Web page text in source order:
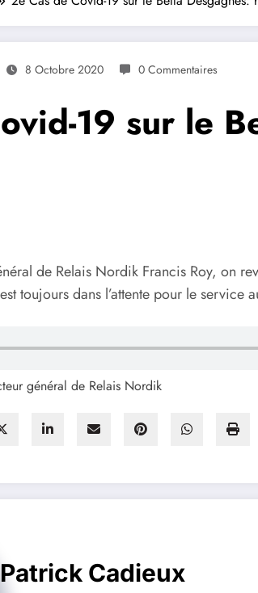
8 Octobre 2020 0 Commentaires
19 sur le
de Relais Nordik Francis Roy, on
toujours dans l’attente pour le service
général de Relais Nordik
Patrick Cadieux